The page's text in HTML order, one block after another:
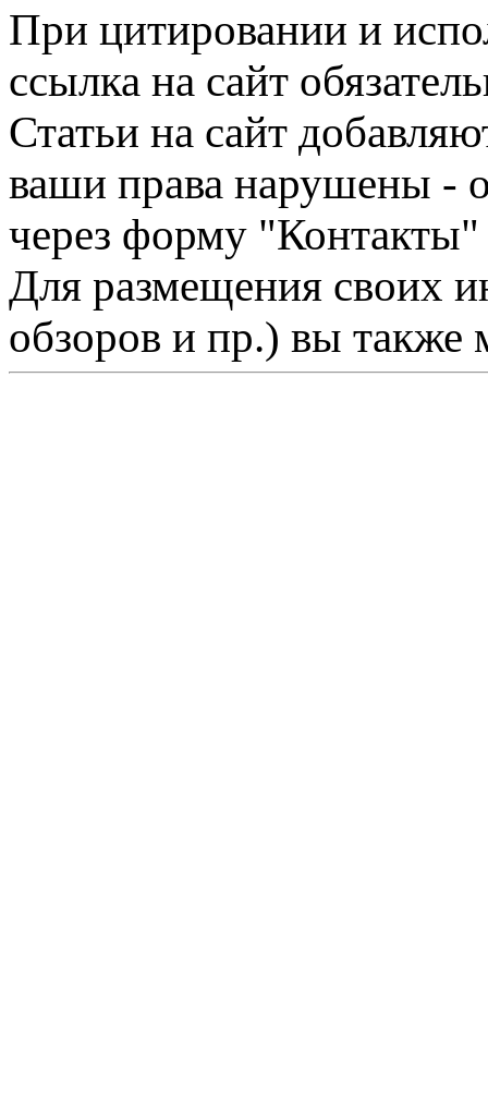
При цитировании и
ссылка на сайт
Статьи на сайт
ваши права нарушены -
через форму "Контакты"
Для размещения своих
обзоров и пр.) вы также